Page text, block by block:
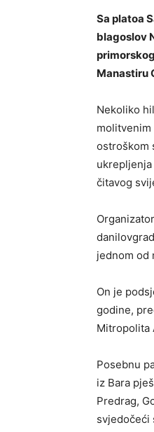
Sa platoa
blagoslov
Manastiru
Nekoliko
ostroškom
čitavog
jednom od
On je
godine,
Mitropolita
Posebnu
iz Bara
Predrag,
svjedočeći